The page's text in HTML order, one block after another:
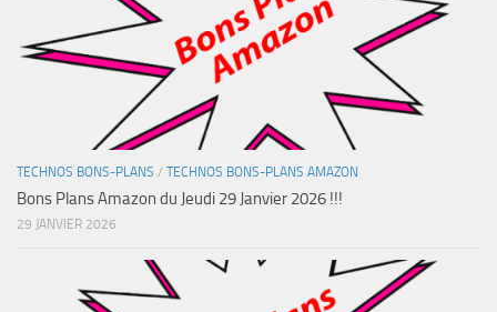
TECHNOS BONS-PLANS / TECHNOS BONS-PLANS AMAZON
Bons Plans Amazon du Jeudi 29 Janvier 2026 !!!
29 JANVIER 2026